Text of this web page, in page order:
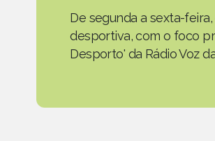
De segunda a sexta-
desportiva, com o foco
Desporto' da Rádio Voz